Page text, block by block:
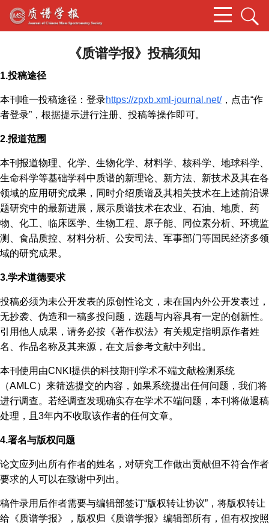
《质谱学报》投稿须知
1.投稿途径
本刊唯一投稿途径：登录https://zpxb.xml-journal.net/，点击“作
者登录”，根据提示进行注册、投稿等操作即可。
2.报道范围
本刊报道物理、化学、生物化学、材料学、核科学、地球科学、
生命科学等基础学科中质谱的新理论、新方法、新技术及其在各
领域的应用研究成果，同时介绍质谱及其相关技术在上述前沿课
题研究中的最新进展，展示质谱技术在农业、石油、地质、药
物、化工、临床医学、生物工程、原子能、同位素分析、环境监
测、食品质控、材料分析、公安司法、军事部门等国民经济多领
域的研究成果。
3.学术道德要求
投稿必须为未公开发表的原创性论文，未在国内外公开发表过，
无抄袭、伪造和一稿多投问题，选题与内容具有一定的创新性。
引用他人成果，请务必按《著作权法》有关规定指明原作者姓
名、作品名称及其来源，在文后参考文献中列出。
本刊使用由CNKI提供的科技期刊学术不端文献检测系统
（AMLC）来筛选提交的内容，如果系统提出任何问题，我们将
进行调查。若经调查发现确实存在学术不端问题，本刊将做退稿
处理，且3年内不收取该作者的任何文章。
4.署名与版权问题
论文应列出所有作者的姓名，对研究工作做出贡献但不符合作者
要求的人可以在致谢中列出。
稿件录用后作者需要与编辑部签订“版权转让协议”，将版权转让
给《质谱学报》，版权归《质谱学报》编辑部所有，但有权按照